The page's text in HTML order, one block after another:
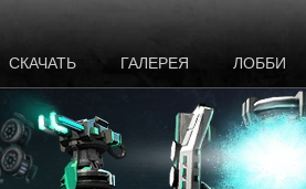
СКАЧАТЬ ГАЛЕРЕЯ ЛОББИ